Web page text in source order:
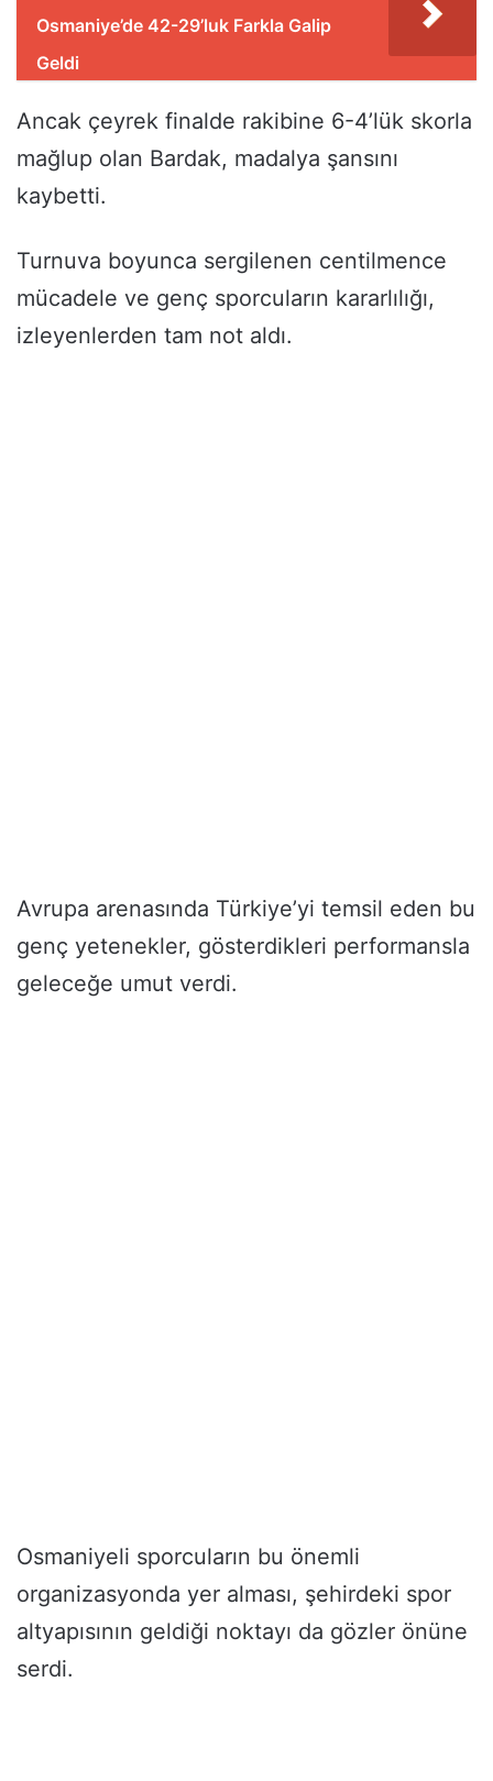
Osmaniye’de 42-29’luk Farkla Galip
Geldi
Ancak çeyrek finalde rakibine 6-4’lük skorla
mağlup olan Bardak, madalya şansını
kaybetti.
Turnuva boyunca sergilenen centilmence
mücadele ve genç sporcuların kararlılığı,
izleyenlerden tam not aldı.
Avrupa arenasında Türkiye’yi temsil eden bu
genç yetenekler, gösterdikleri performansla
geleceğe umut verdi.
Osmaniyeli sporcuların bu önemli
organizasyonda yer alması, şehirdeki spor
altyapısının geldiği noktayı da gözler önüne
serdi.